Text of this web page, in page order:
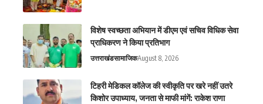
विशेष स्वच्छता अभियान में डीएम एवं सचिव विधिक सेवा
प्राधिकरण ने किया प्रतिभाग
उत्तराखंडसामाजिकAugust 8, 2026
टिहरी मेडिकल कॉलेज की स्वीकृति पर खरे नहीं उतरे
किशोर उपाध्याय, जनता से माफी मांगें: राकेश राणा